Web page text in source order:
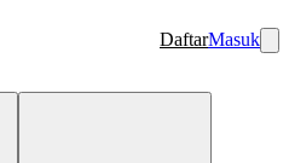
DaftarMasuk